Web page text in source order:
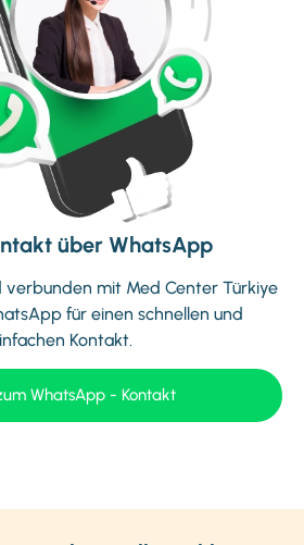
über WhatsApp
verbunden mit Med Center Türkiye
für einen schnellen und
Kontakt.
WhatsApp - Kontakt